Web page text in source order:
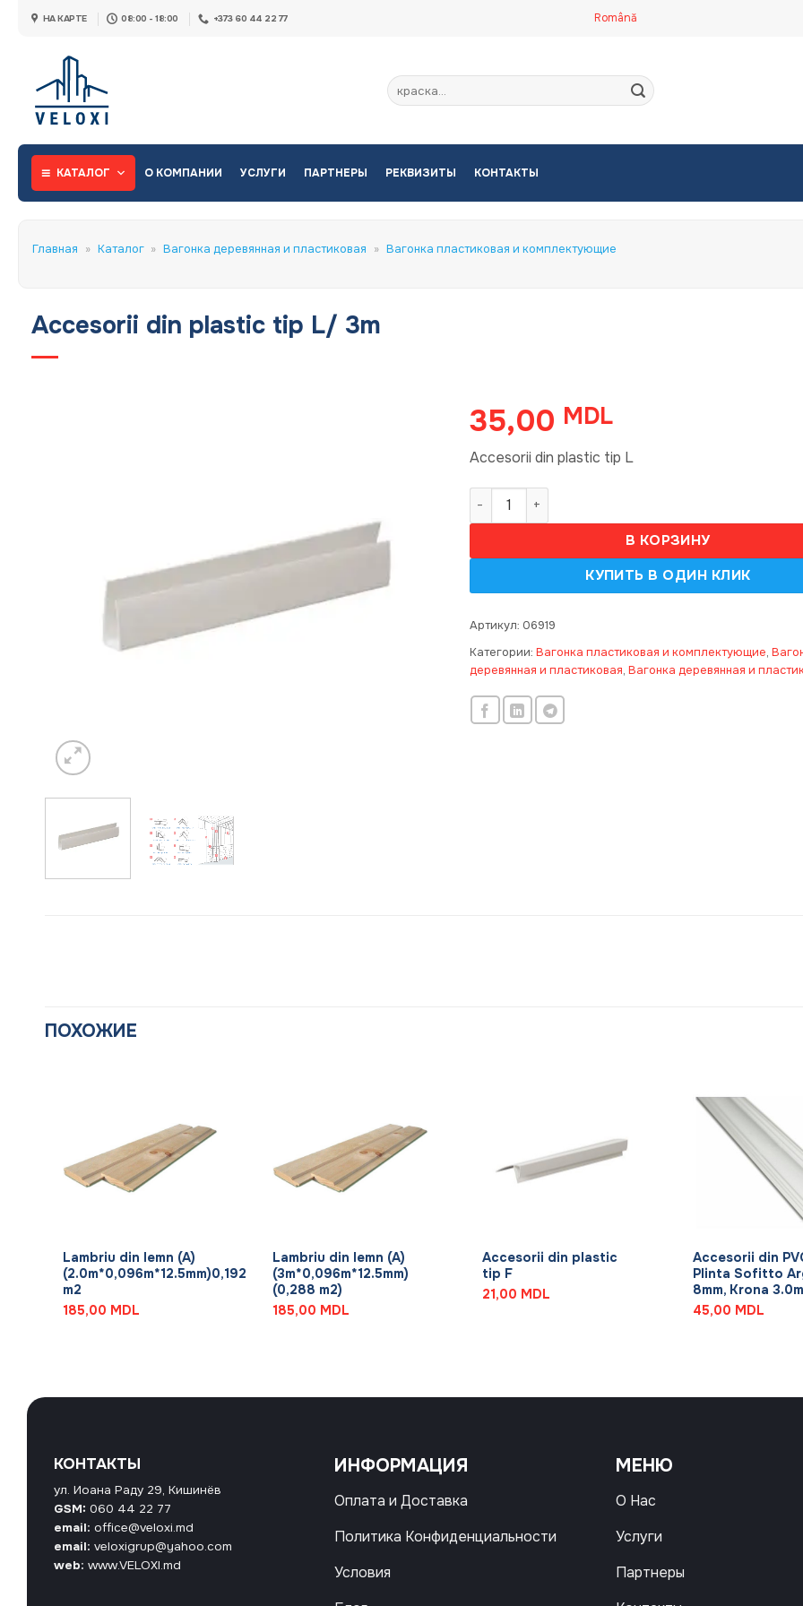
НА КАРТЕ 08:00 - 18:00 +373 60 44 22 77 Română
Искать:
КАТАЛОГ О КОМПАНИИ УСЛУГИ ПАРТНЕРЫ РЕКВИЗИТЫ КОНТАКТЫ
Главная » Каталог » Вагонка деревянная и пластиковая » Вагонка пластиковая и комплектующие
Accesorii din plastic tip L/ 3m
35,00 MDL
Accesorii din plastic tip L
Количество товара Accesorii din plastic tip L/ 3m
В КОРЗИНУ
Артикул: 06919
Категории: Вагонка пластиковая и комплектующие,
деревянная и пластиковая, Вагонка деревянная и
ПОХОЖИЕ
Lambriu din lemn (A)
(2.0m*0,096m*12.5mm)0,192
m2
185,00 MDL
Lambriu din lemn (A)
(3m*0,096m*12.5mm)
(0,288 m2)
185,00 MDL
Accesorii din plastic
tip F
21,00 MDL
Accesorii din
Plinta Sofitto
8mm, Krona 3.0m
45,00 MDL
КОНТАКТЫ
ул. Иоана Раду 29, Кишинёв
GSM: 060 44 22 77
email: office@veloxi.md
email: veloxigrup@yahoo.com
web: www.VELOXI.md
ИНФОРМАЦИЯ
Оплата и Доставка
Политика Конфиденциальности
Условия
МЕНЮ
О Нас
Услуги
Партнеры